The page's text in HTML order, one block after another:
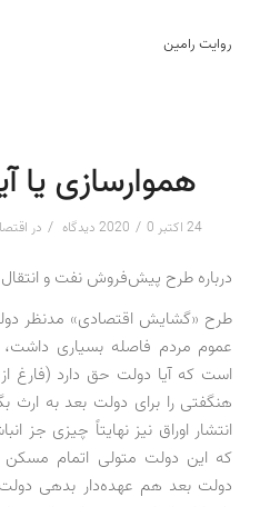
روایت رامین
هموارسازی یا
24 اکتبر 2020 / 0 دیدگاه / در
درباره طرح پیش‌فروش نفت و
طرح «گشایش اقتصادی» مدنظر
عموم مردم فاصله بسیاری داشت،
است که آیا دولت حق دارد (فارغ
هنگفتی را برای دولت بعد به ارث
انتشار اوراق نیز نهایتاً چیزی
که این دولت متولی اتمام
دولت بعد هم عهده‌دار بدهی